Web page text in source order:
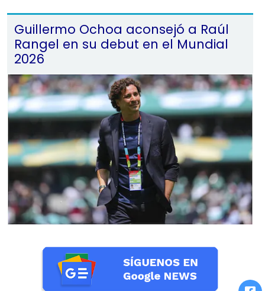
Guillermo Ochoa aconsejó a Raúl
Rangel en su debut en el Mundial
2026